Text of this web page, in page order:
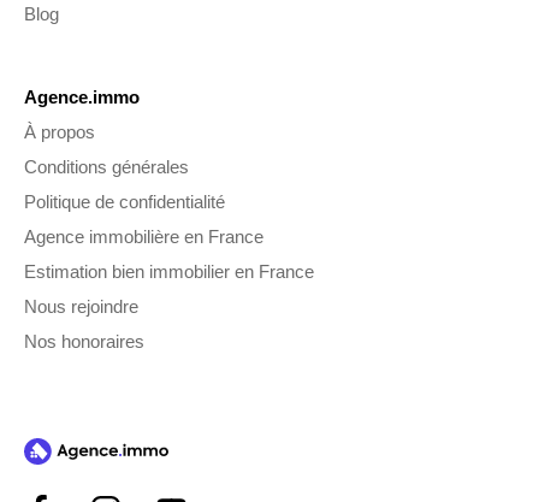
Blog
Agence.immo
À propos
Conditions générales
Politique de confidentialité
Agence immobilière en France
Estimation bien immobilier en France
Nous rejoindre
Nos honoraires